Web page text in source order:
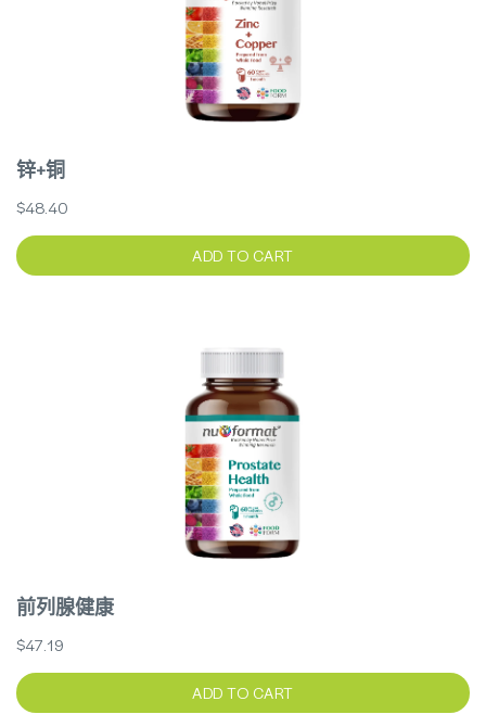
锌+铜
$48.40
ADD TO CART
前列腺健康
$47.19
ADD TO CART